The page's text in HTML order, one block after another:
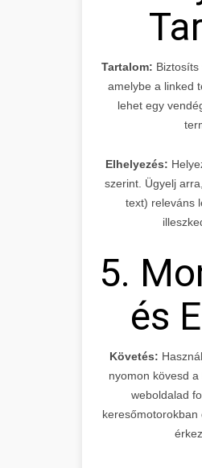
Tartalom: Biztosíts
amelybe a linked
lehet egy
Elhelyezés:
szerint. Ügyelj
text) releváns
5.
és
Követés:
nyomon kövesd
weboldalad
keresőmotorokban